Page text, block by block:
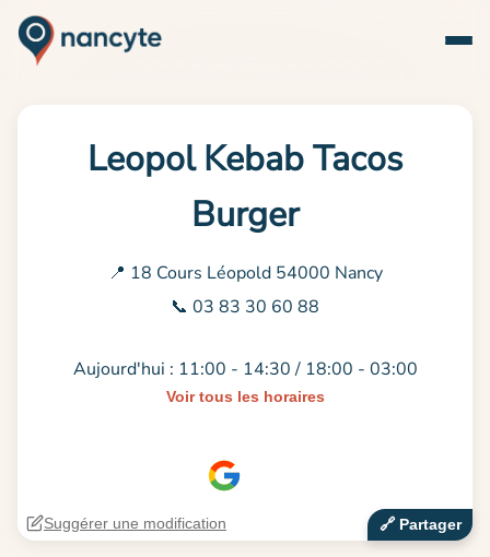
Leopol Kebab Tacos
Burger
📍 18 Cours Léopold 54000 Nancy
📞 03 83 30 60 88
Aujourd'hui : 11:00 - 14:30 / 18:00 - 03:00
Voir tous les horaires
🔗‍️ Partager
Suggérer une modification